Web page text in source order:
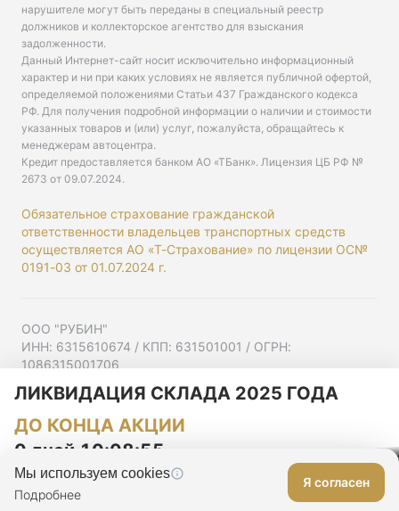
нарушителе могут быть переданы в специальный реестр
должников и коллекторское агентство для взыскания
задолженности.
Данный Интернет-сайт носит исключительно информационный
характер и ни при каких условиях не является публичной офертой,
определяемой положениями Статьи 437 Гражданского кодекса
РФ. Для получения подробной информации о наличии и стоимости
указанных товаров и (или) услуг, пожалуйста, обращайтесь к
менеджерам автоцентра.
Кредит предоставляется банком АО «ТБанк». Лицензия ЦБ РФ №
2673 от 09.07.2024.
Обязательное страхование гражданской
ответственности владельцев транспортных средств
осуществляется АО «Т-Страхование» по лицензии ОС№
0191-03 от 01.07.2024 г.
ООО "РУБИН"
ИНН: 6315610674 / КПП: 631501001 / ОГРН:
1086315001706
Ульяновская ул, д. 52/55, помещ. 9-18
Согласие на рекламную рассылку
Политика конфиденциальности
Мы используем cookies
Подробнее
Я согласен
ЛИКВИДАЦИЯ СКЛАДА 2025 ГОДА
ДО КОНЦА АКЦИИ
0 дней 10:08:54
Оставить заявку